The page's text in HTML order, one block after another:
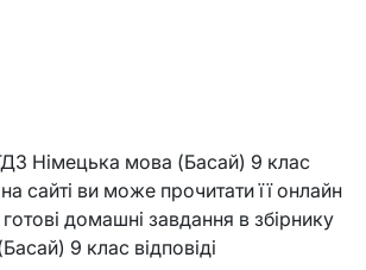
Німецька мова (Басай) 9 клас
на сайті ви може прочитати її онлайн
домашні завдання в збірнику
9 клас відповіді